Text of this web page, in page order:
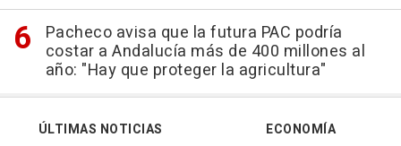
Pacheco avisa que la futura PAC podría
costar a Andalucía más de 400 millones al
año: "Hay que proteger la agricultura"
ÚLTIMAS NOTICIAS
ECONOMÍA